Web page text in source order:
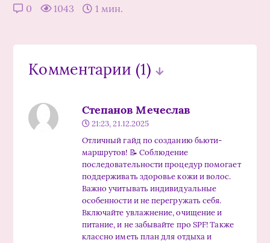
0 1043 1 мин.
Комментарии (1)
Степанов Мечеслав
21:23, 21.12.2025
Отличный гайд по созданию бьюти-
маршрутов! 📝 Соблюдение
последовательности процедур помогает
поддерживать здоровье кожи и волос.
Важно учитывать индивидуальные
особенности и не перегружать себя.
Включайте увлажнение, очищение и
питание, и не забывайте про SPF! Также
классно иметь план для отдыха и